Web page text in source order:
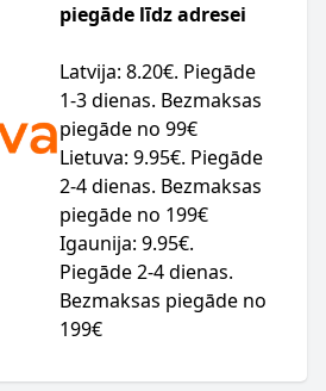
piegāde līdz adresei
Latvija: 8.20€. Piegāde
1-3 dienas. Bezmaksas
piegāde no 99€
Lietuva: 9.95€. Piegāde
2-4 dienas. Bezmaksas
piegāde no 199€
Igaunija: 9.95€.
Piegāde 2-4 dienas.
Bezmaksas piegāde no
199€